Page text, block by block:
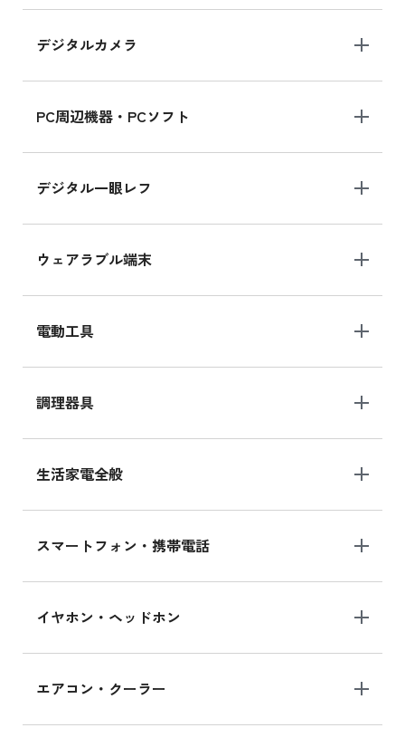
デジタルカメラ
PC周辺機器・PCソフト
デジタル一眼レフ
ウェアラブル端末
電動工具
調理器具
生活家電全般
スマートフォン・携帯電話
イヤホン・ヘッドホン
エアコン・クーラー
MK2K3J/Aの新品買取価格はこちら